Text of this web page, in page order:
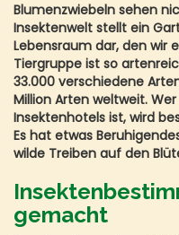
Blumenzwiebeln sehen
Insektenwelt stellt ein
Lebensraum dar, den wir
Tiergruppe ist so
33.000 verschiedene
Million Arten weltweit.
Insektenhotels ist, wird
Es hat etwas
wilde Treiben auf den
gemacht